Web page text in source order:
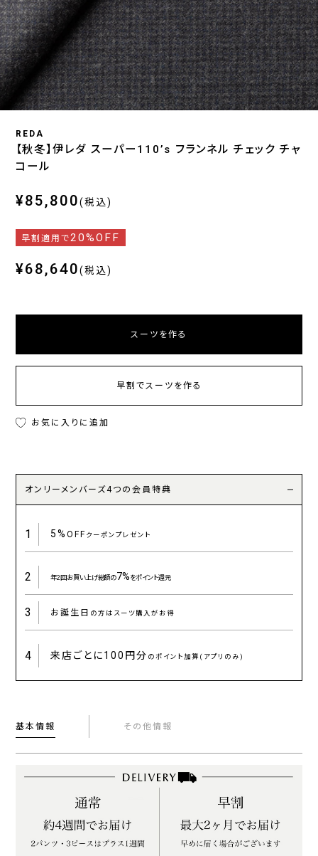
REDA
【秋冬】伊レダ スーパー110’s フランネル チェック チャ
コール
¥85,800(税込)
早割適用で20%OFF
¥68,640(税込)
スーツを作る
早割でスーツを作る
お気に入りに追加
オンリーメンバーズ4つの会員特典
1 5%OFFクーポンプレゼント
2 年2回お買い上げ総額の7%をポイント還元
3 お誕生日 の方はスーツ購入がお得
4 来店ごとに100円分 のポイント加算(アプリのみ)
基本情報 その他情報